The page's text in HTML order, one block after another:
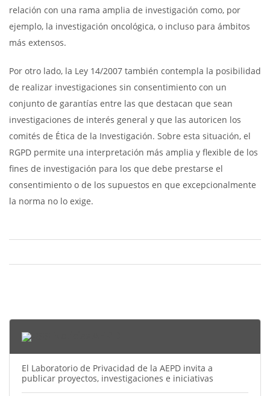
relación con una rama amplia de investigación como, por
ejemplo, la investigación oncológica, o incluso para ámbitos
más extensos.
Por otro lado, la Ley 14/2007 también contempla la posibilidad
de realizar investigaciones sin consentimiento con un
conjunto de garantías entre las que destacan que sean
investigaciones de interés general y que las autoricen los
comités de Ética de la Investigación. Sobre esta situación, el
RGPD permite una interpretación más amplia y flexible de los
fines de investigación para los que debe prestarse el
consentimiento o de los supuestos en que excepcionalmente
la norma no lo exige.
El Laboratorio de Privacidad de la AEPD invita a
publicar proyectos, investigaciones e iniciativas